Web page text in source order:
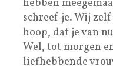
hebben
schreef je. Wij
hoop, dat je van
Wel, tot morgen
liefhebbende